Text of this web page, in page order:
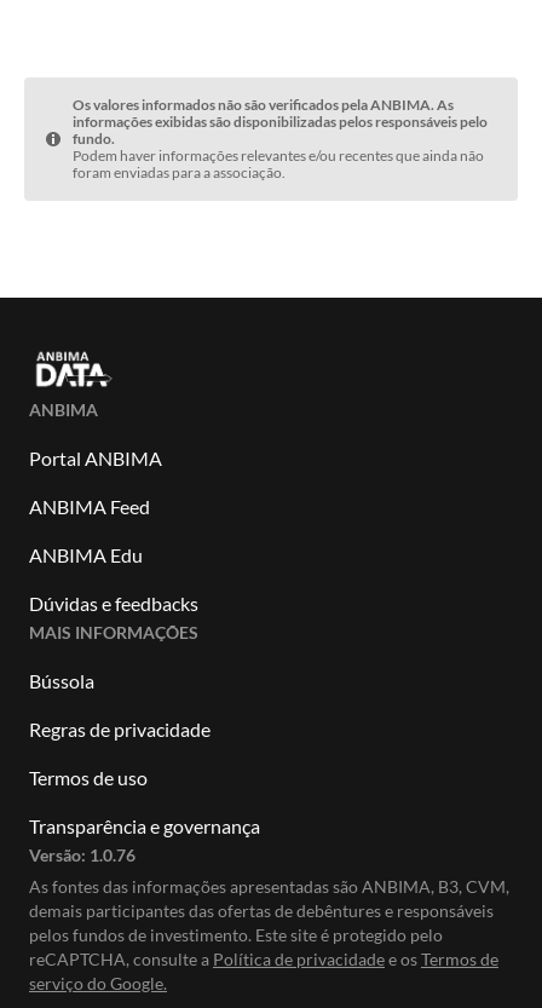
Os valores informados não são verificados pela ANBIMA. As
informações exibidas são disponibilizadas pelos responsáveis pelo
fundo.
Podem haver informações relevantes e/ou recentes que ainda não
foram enviadas para a associação.
ANBIMA
Portal ANBIMA
ANBIMA Feed
ANBIMA Edu
Dúvidas e feedbacks
MAIS INFORMAÇÕES
Bússola
Regras de privacidade
Termos de uso
Transparência e governança
Versão: 1.0.76
As fontes das informações apresentadas são ANBIMA, B3, CVM,
demais participantes das ofertas de debêntures e responsáveis
pelos fundos de investimento. Este site é protegido pelo
reCAPTCHA, consulte a Política de privacidadee osTermos de
serviço do Google.